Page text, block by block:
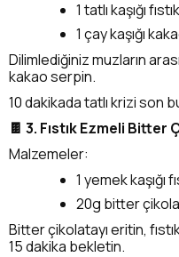
1 tatlı kaşığı
1 çay kaşığı
Dilimlediğiniz muzların
kakao serpin.
10 dakikada tatlı krizi son
🍫 3. Fıstık Ezmeli
Malzemeler:
1 yemek kaşığı
20g bitter
Bitter çikolatayı eritin,
15 dakika bekletin.